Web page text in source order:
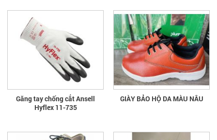
Găng tay chống cắt Ansell
Hyflex 11-735
GIÀY BẢO HỘ DA MÀU NÂU